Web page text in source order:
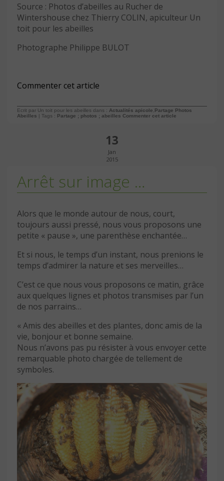
Source : Photos d’abeilles au Rucher de
Wintershouse chez Thierry COLIN, apiculteur Un
toit pour les abeilles
Photographe Philippe BULOT
Commenter cet article
Ecrit par Un toit pour les abeilles dans : Actualités apicole Partage Photos
Abeilles | Tags : Partage ; photos ; abeilles Commenter cet article
13
Jan
2015
Arrêt sur image …
Alors que le monde autour de nous, court,
toujours aussi pressé, nous vous proposons une
petite « pause », une parenthèse enchantée…
Et si nous, le temps d’un instant, nous prenions le
temps d’admirer la nature et ses merveilles…
C’est ce que nous vous proposons ce matin, grâce
aux quelques lignes et photos transmises par l’un
de nos parrains…
« Amis des abeilles et des plantes, donc amis de la
vie, bonjour et bonne semaine.
Nous n’avons pas pu résister à vous envoyer cette
remarquable photo chargée de tellement de
symboles.